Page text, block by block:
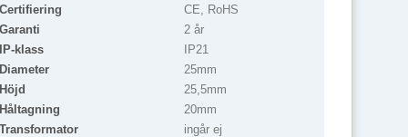
Certifiering
CE, RoHS
Garanti
2 år
IP-klass
IP21
Diameter
25mm
Höjd
25,5mm
Håltagning
20mm
Transformator
ingår ej